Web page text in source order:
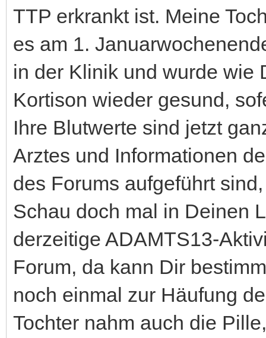
TTP erkrankt ist. Meine
es am 1.
in der Klinik und wurde wie
Kortison wieder gesund,
Ihre Blutwerte sind jetzt
Arztes und Informationen
des Forums aufgeführt
Schau doch mal in Deinen
derzeitige ADAMTS13-
Forum, da kann Dir
noch einmal zur Häufung
Tochter nahm auch die